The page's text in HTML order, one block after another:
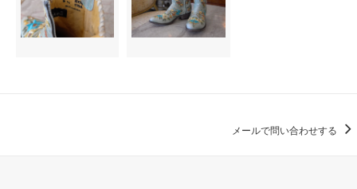
メールで問い合わせする